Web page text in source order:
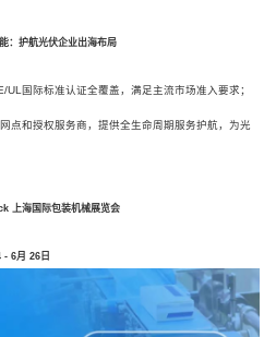
护航光伏企业出海布局
国际标准认证全覆盖，满足主流市场准入要求；
点和授权服务商，提供全生命周期服务护航，为光
上海国际包装机械展览会
- 6月 26日